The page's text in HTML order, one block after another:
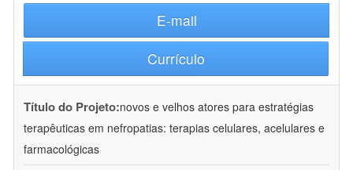
E-mail
Currículo
Título do Projeto:novos e velhos atores para estratégias
terapêuticas em nefropatias: terapias celulares, acelulares e
farmacológicas